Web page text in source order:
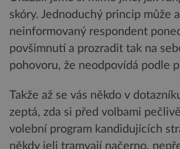
skóry. Jednoduchý princip může
neinformovaný respondent
povšimnutí a prozradit tak na
pohovoru, že neodpovídá podle
Takže až se vás někdo v
zeptá, zda si před volbami
volební program kandidujících
někdy jeli tramvají načerno,